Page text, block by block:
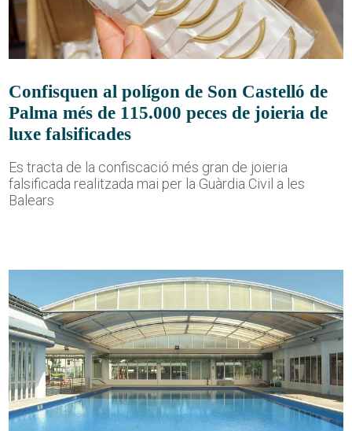
Confisquen al polígon de Son Castelló de
Palma més de 115.000 peces de joieria de
luxe falsificades
Es tracta de la confiscació més gran de joieria
falsificada realitzada mai per la Guàrdia Civil a les
Balears